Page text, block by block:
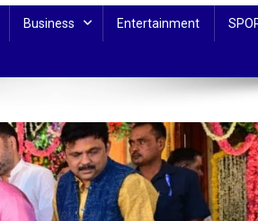
Business Entertainment